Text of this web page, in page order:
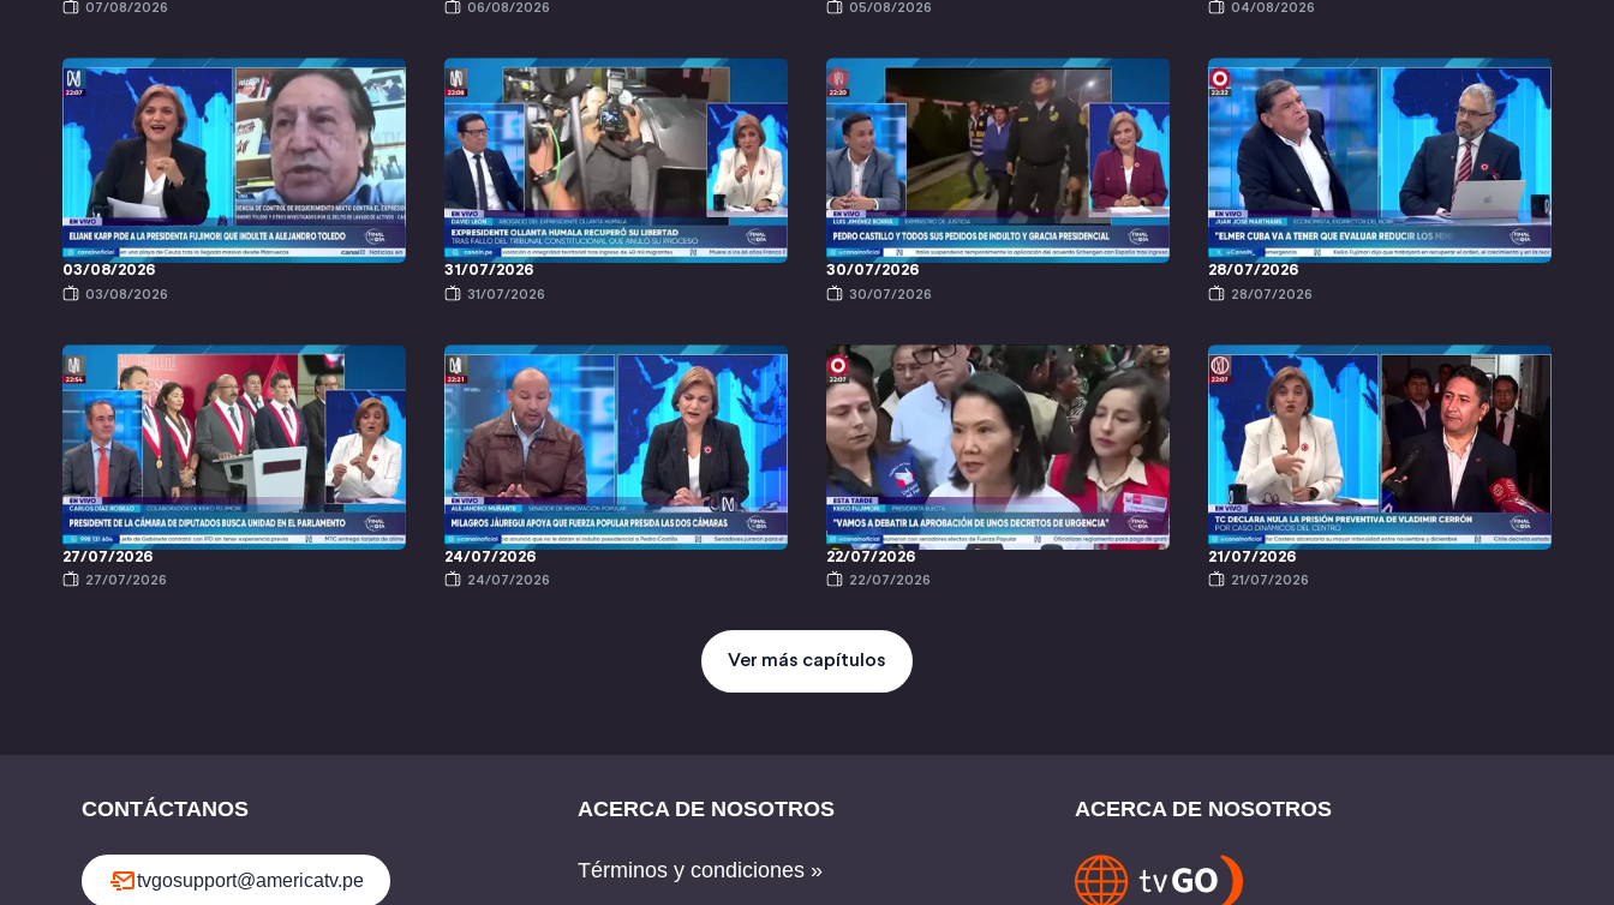
07/08/2026 06/08/2026 05/08/2026 04/08/2026
03/08/2026
03/08/2026
31/07/2026
31/07/2026
30/07/2026
30/07/2026
28/07/2026
28/07/2026
27/07/2026
27/07/2026
24/07/2026
24/07/2026
22/07/2026
22/07/2026
21/07/2026
21/07/2026
Ver más capítulos
CONTÁCTANOS
tvgosupport@americatv.pe
ACERCA DE NOSOTROS
Términos y condiciones »
ACERCA DE NOSOTROS